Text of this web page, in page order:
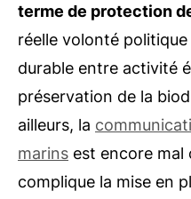
terme de protection
réelle volonté
durable entre activité
préservation de la
ailleurs, la
marins est encore mal
complique la mise en